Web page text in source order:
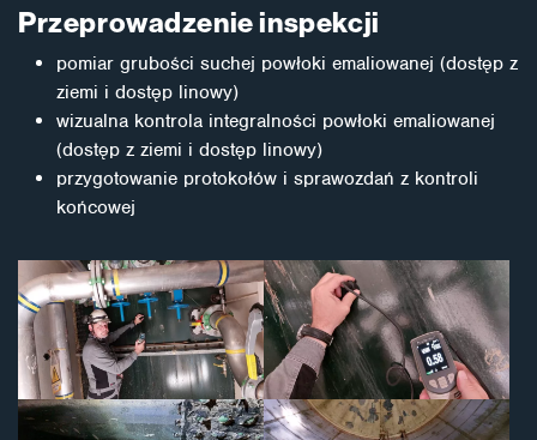
Przeprowadzenie inspekcji
pomiar grubości suchej powłoki emaliowanej (dostęp z
ziemi i dostęp linowy)
wizualna kontrola integralności powłoki emaliowanej
(dostęp z ziemi i dostęp linowy)
przygotowanie protokołów i sprawozdań z kontroli
końcowej